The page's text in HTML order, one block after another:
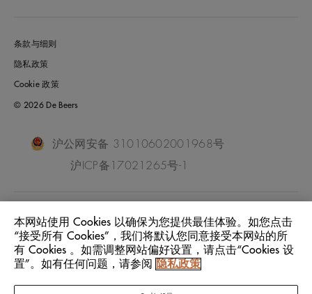
条款与细则
隐私政策
Cookie 政策
© 2026 De Beers
沪公网安备 31010602001968号
沪ICP备17021265号-1
位置: China Mainland
语言: 中文
本网站使用 Cookies 以确保为您提供最佳体验。如您点击
“接受所有 Cookies”，我们将默认您同意接受本网站的所
有 Cookies 。如需调整网站偏好设置，请点击“Cookies 设
置”。如有任何问题，请参阅
隐私政策